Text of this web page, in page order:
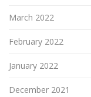
March 2022
February 2022
January 2022
December 2021